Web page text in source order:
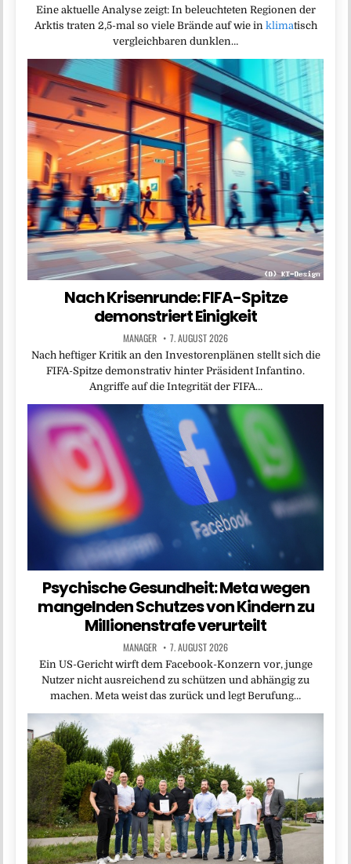
Eine aktuelle Analyse zeigt: In beleuchteten Regionen der
Arktis traten 2,5-mal so viele Brände auf wie in klimatisch
vergleichbaren dunklen…
Nach Krisenrunde: FIFA-Spitze
demonstriert Einigkeit
MANAGER 7. AUGUST 2026
Nach heftiger Kritik an den Investorenplänen stellt sich die
FIFA-Spitze demonstrativ hinter Präsident Infantino.
Angriffe auf die Integrität der FIFA…
Psychische Gesundheit: Meta wegen
mangelnden Schutzes von Kindern zu
Millionenstrafe verurteilt
MANAGER 7. AUGUST 2026
Ein US-Gericht wirft dem Facebook-Konzern vor, junge
Nutzer nicht ausreichend zu schützen und abhängig zu
machen. Meta weist das zurück und legt Berufung…